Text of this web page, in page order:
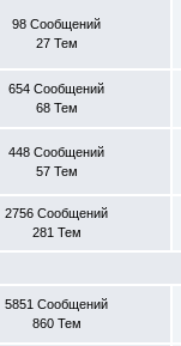
98 Сообщений
27 Тем
654 Сообщений
68 Тем
448 Сообщений
57 Тем
2756 Сообщений
281 Тем
5851 Сообщений
860 Тем